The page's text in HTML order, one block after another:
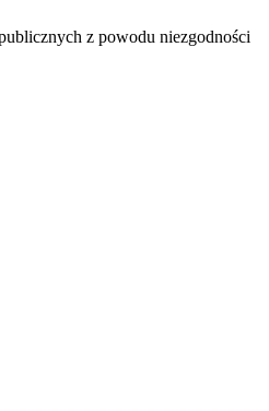
z powodu niezgodności